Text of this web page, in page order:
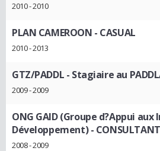
2010 - 2010
PLAN CAMEROON - CASUAL
2010 - 2013
GTZ/PADDL - Stagiaire au
2009 - 2009
ONG GAID (Groupe d?Appui
Développement)-
2008 - 2009